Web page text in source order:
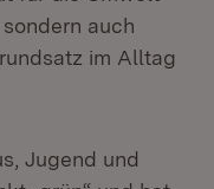
auch
im Alltag
Jugend und